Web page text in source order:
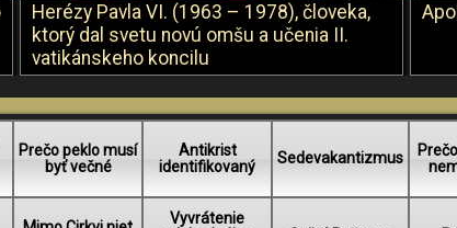
Herézy Pavla VI. (1963 – 1978), človeka,
ktorý dal svetu novú omšu a učenia II.
vatikánskeho koncilu
Prečo peklo musí
byť večné
Antikrist
identifikovaný
Sedevakantizmus
Vyvrátenie